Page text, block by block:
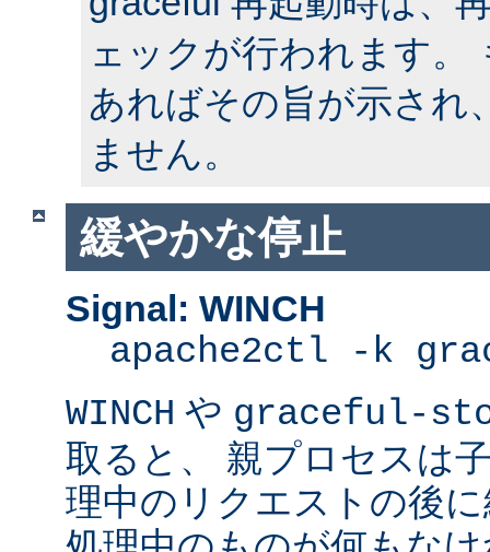
ェックが行われます。
あればその旨が示され
ません。
緩やかな停止
Signal: WINCH
apache2ctl -k
WINCH や graceful-
取ると、 親プロセスは
理中のリクエストの後